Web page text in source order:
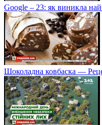
Google – 23: як виникла
Шоколадна ковбаска —